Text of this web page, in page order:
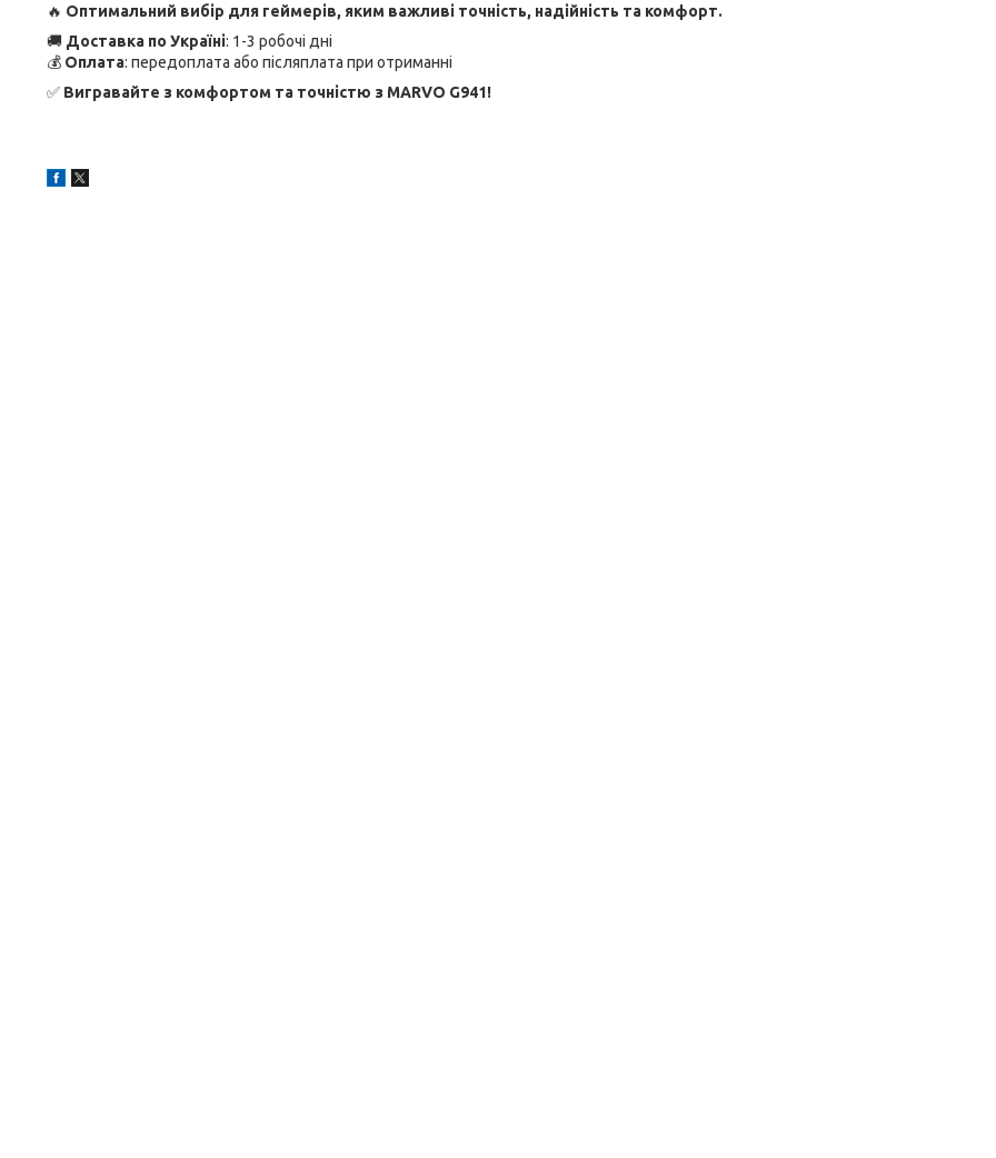
🔥 Оптимальний вибір для геймерів, яким важливі точність, надійність та комфорт.
🚚 Доставка по Україні: 1-3 робочі дні
💰 Оплата: передоплата або післяплата при отриманні
✅ Вигравайте з комфортом та точністю з MARVO G941!